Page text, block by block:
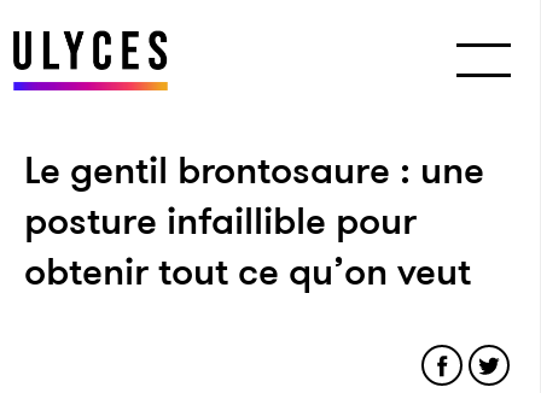
Le gentil brontosaure : une
posture infaillible pour
obtenir tout ce qu’on veut